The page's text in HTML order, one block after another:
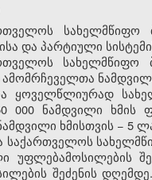
სახელმწიფო
და პარტიული
ამომრჩეველთა
ყოველწლიურად
000 ნამდვილი
ხმისთვის − 5
საქართველოს
უფლებამოსილების
შეძენის